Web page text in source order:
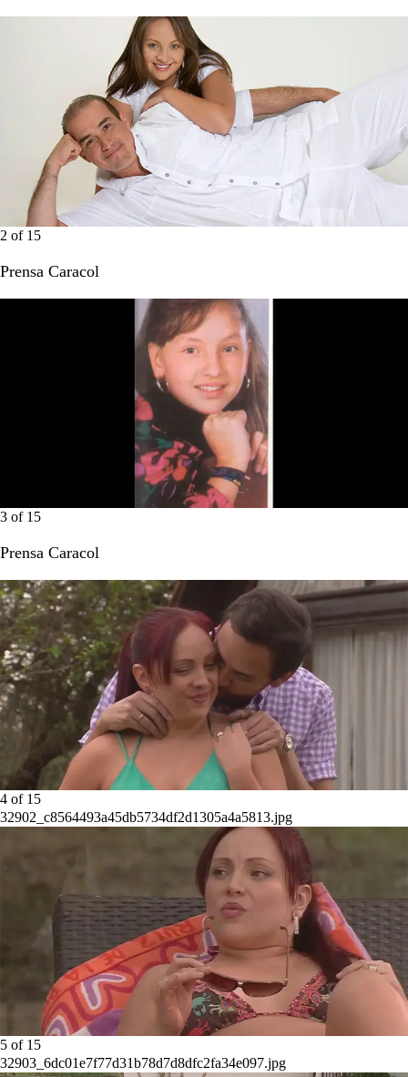
2 of 15
Prensa Caracol
3 of 15
Prensa Caracol
4 of 15
32902_c8564493a45db5734df2d1305a4a5813.jpg
5 of 15
32903_6dc01e7f77d31b78d7d8dfc2fa34e097.jpg